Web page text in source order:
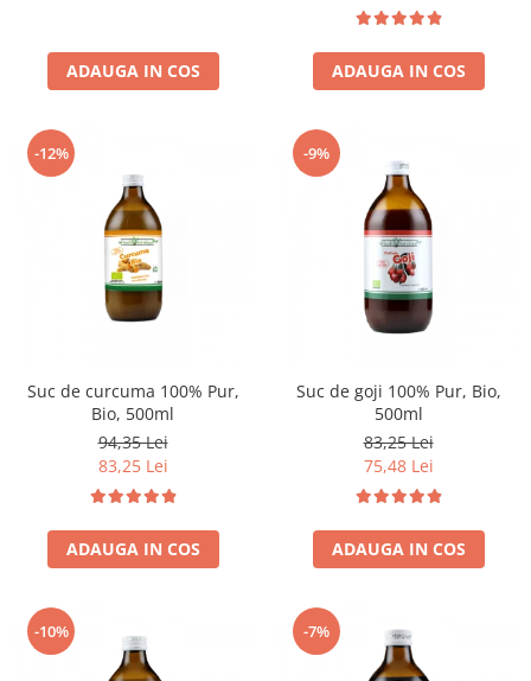
ADAUGA IN COS ADAUGA IN COS
-12%
Suc de curcuma 100% Pur,
Bio, 500ml
94,35 Lei
83,25 Lei
ADAUGA IN COS
-9%
Suc de goji 100% Pur, Bio,
500ml
83,25 Lei
75,48 Lei
ADAUGA IN COS
-10% -7%